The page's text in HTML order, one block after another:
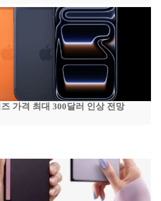
가격 최대 300달러 인상 전망